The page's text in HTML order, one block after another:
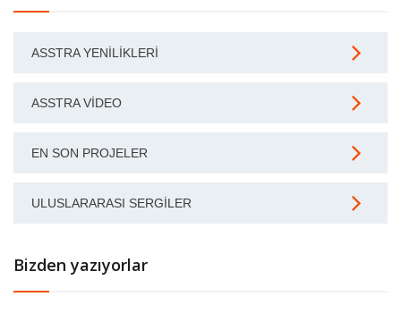
ASSTRA YENILIKLERI
ASSTRA VIDEO
EN SON PROJELER
ULUSLARARASI SERGILER
Bizden yazıyorlar